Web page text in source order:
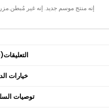
إنه منتج موسم جديد. إنه غير
التعليقات(0)
خيارات
توصيات